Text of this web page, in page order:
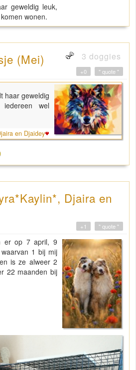
geweldig leuk,
wonen.
(Mei) 3 doggies
" quote "
+0
haar geweldig
wel
en Djaidey
Djaira en
" quote "
+1
er op 7 april, 9
1 bij mij
is ze alweer 2
22 maanden bij